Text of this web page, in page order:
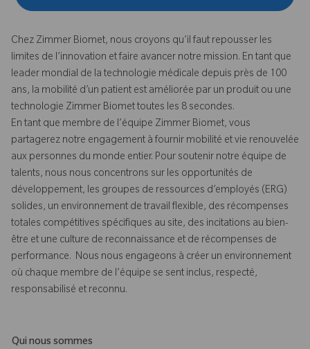
Chez Zimmer Biomet, nous croyons qu’il faut repousser les
limites de l’innovation et faire avancer notre mission. En tant que
leader mondial de la technologie médicale depuis près de 100
ans, la mobilité d’un patient est améliorée par un produit ou une
technologie Zimmer Biomet toutes les 8 secondes.
En tant que membre de l’équipe Zimmer Biomet, vous
partagerez notre engagement à fournir mobilité et vie renouvelée
aux personnes du monde entier. Pour soutenir notre équipe de
talents, nous nous concentrons sur les opportunités de
développement, les groupes de ressources d’employés (ERG)
solides, un environnement de travail flexible, des récompenses
totales compétitives spécifiques au site, des incitations au bien-
être et une culture de reconnaissance et de récompenses de
performance. Nous nous engageons à créer un environnement
où chaque membre de l’équipe se sent inclus, respecté,
responsabilisé et reconnu.
Qui nous sommes